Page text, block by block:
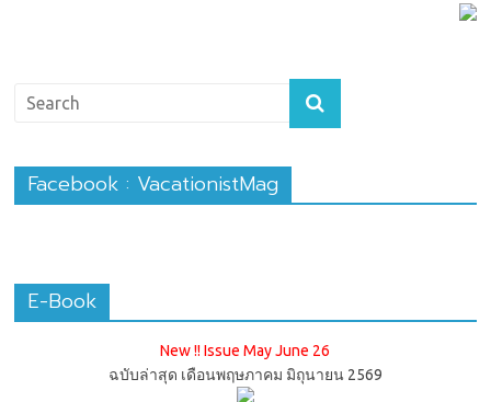
Facebook : VacationistMag
E-Book
New !! Issue May June 26
ฉบับล่าสุด เดือนพฤษภาคม มิถุนายน 2569